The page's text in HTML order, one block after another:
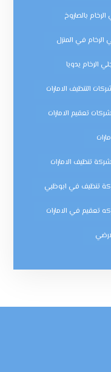
بالصاروخ
الرخام في المنزل
الرخام يدويا
التنظيف الامارات
شركات تعقيم الامارات
شركة تنظيف الامارات
تنظيف في ابوظبي
تعقيم في الامارات